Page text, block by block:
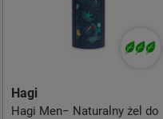
Hagi
Hagi Men− Naturalny żel do